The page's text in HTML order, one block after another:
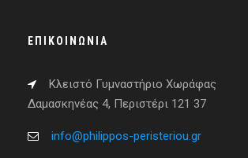
ΕΠΙΚΟΙΝΩΝΊΑ
Κλειστό Γυμναστήριο Χωράφας
Δαμασκηνέας 4, Περιστέρι 121 37
info@philippos-peristeriou.gr